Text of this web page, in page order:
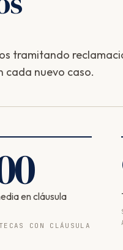
tramitando
cada nuevo caso.
en cláusula
CON CLÁUSULA